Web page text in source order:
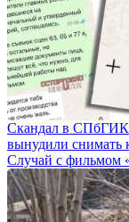
Скандал в
вынудили снимать
Случай с фильмом